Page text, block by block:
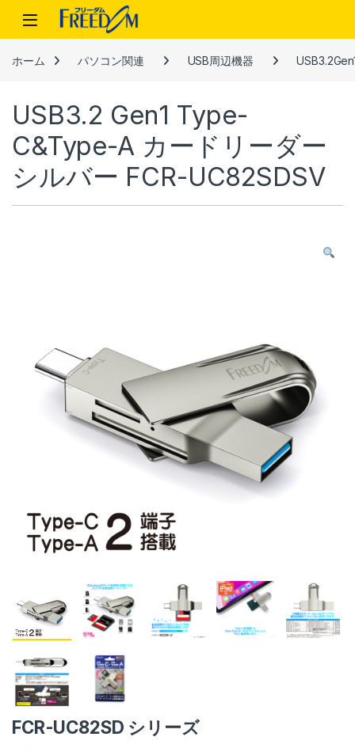
Skip to navigation
Skip to content
ホーム パソコン関連 USB周辺機器
USB3.2 Gen1 Type-
C&Type-A カードリーダー
シルバー FCR-UC82SDSV
FCR-UC82SD シリーズ